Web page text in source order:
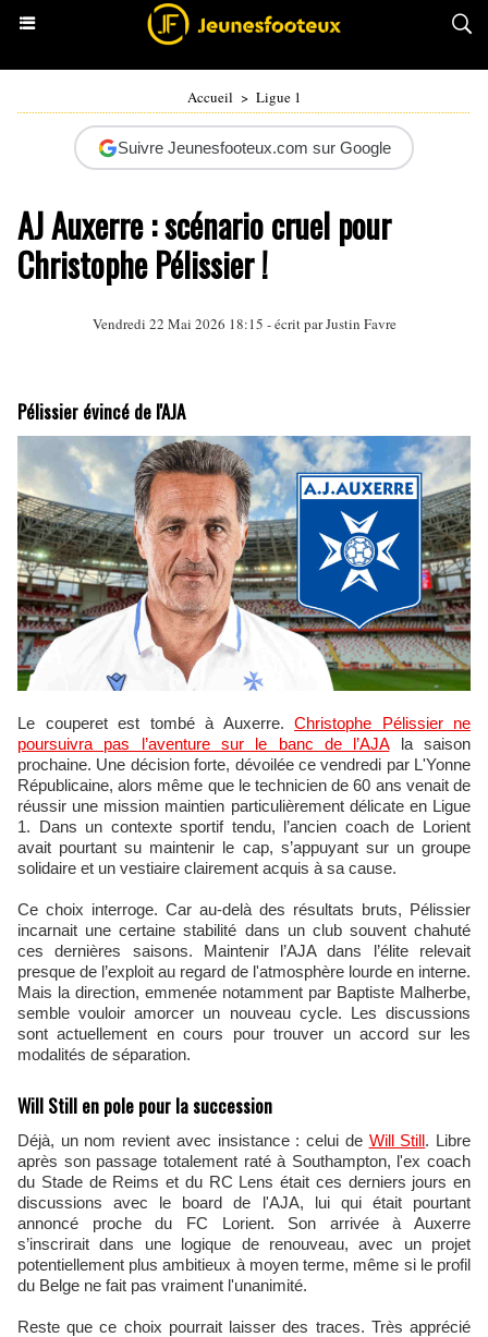
Accueil > Ligue 1
Suivre Jeunesfooteux.com sur Google
AJ Auxerre : scénario cruel pour
Christophe Pélissier !
Vendredi 22 Mai 2026 18:15 - écrit parJustin Favre
Pélissier évincé de l'AJA
Le couperet est tombé à Auxerre. Christophe Pélissier ne
poursuivra pas l’aventure sur le banc de l’AJAla saison
prochaine. Une décision forte, dévoilée ce vendredi par L'Yonne
Républicaine, alors même que le technicien de 60 ans venait de
réussir une mission maintien particulièrement délicate en Ligue
1. Dans un contexte sportif tendu, l’ancien coach de Lorient
avait pourtant su maintenir le cap, s’appuyant sur un groupe
solidaire et un vestiaire clairement acquis à sa cause.
Ce choix interroge. Car au-delà des résultats bruts, Pélissier
incarnait une certaine stabilité dans un club souvent chahuté
ces dernières saisons. Maintenir l’AJA dans l’élite relevait
presque de l’exploit au regard de l'atmosphère lourde en interne.
Mais la direction, emmenée notamment par Baptiste Malherbe,
semble vouloir amorcer un nouveau cycle. Les discussions
sont actuellement en cours pour trouver un accord sur les
modalités de séparation.
Will Still en pole pour la succession
Déjà, un nom revient avec insistance : celui de Will Still. Libre
après son passage totalement raté à Southampton, l'ex coach
du Stade de Reims et du RC Lens était ces derniers jours en
discussions avec le board de l'AJA, lui qui était pourtant
annoncé proche du FC Lorient. Son arrivée à Auxerre
s’inscrirait dans une logique de renouveau, avec un projet
potentiellement plus ambitieux à moyen terme, même si le profil
du Belge ne fait pas vraiment l'unanimité.
Reste que ce choix pourrait laisser des traces. Très apprécié